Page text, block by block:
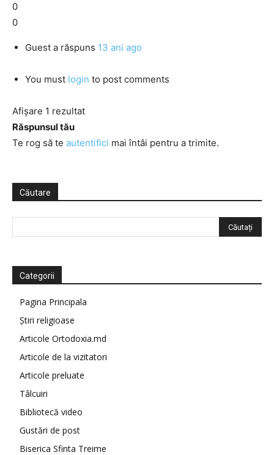
0
0
Guest a răspuns 13 ani ago
You must login to post comments
Afișare 1 rezultat
Răspunsul tău
Te rog să te autentifici mai întâi pentru a trimite.
Căutare
Categorii
Pagina Principala
Știri religioase
Articole Ortodoxia.md
Articole de la vizitatori
Articole preluate
Tâlcuiri
Bibliotecă video
Gustări de post
Biserica Sfinta Treime